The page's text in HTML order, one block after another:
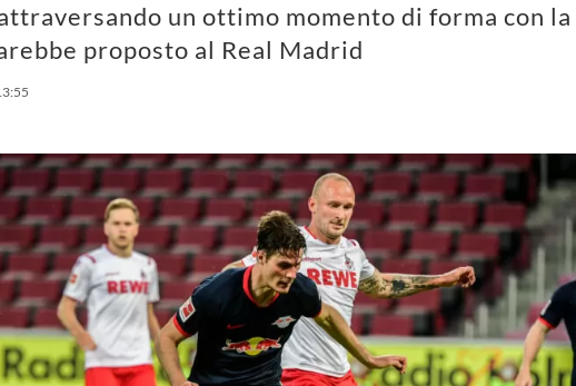
un ottimo momento di forma con
proposto al Real Madrid